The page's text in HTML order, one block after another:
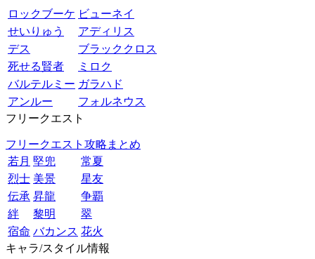
ロックブーケ ビューネイ
せいりゅう
アディリス
デス
ブラッククロス
死せる賢者
ミロク
バルテルミー ガラハド
アンルー
フォルネウス
フリークエスト
フリークエスト攻略まとめ
若月 堅兜
常夏
烈士 美景
星友
伝承 昇龍
争覇
絆
黎明
翠
宿命 バカンス 花火
キャラ/スタイル情報